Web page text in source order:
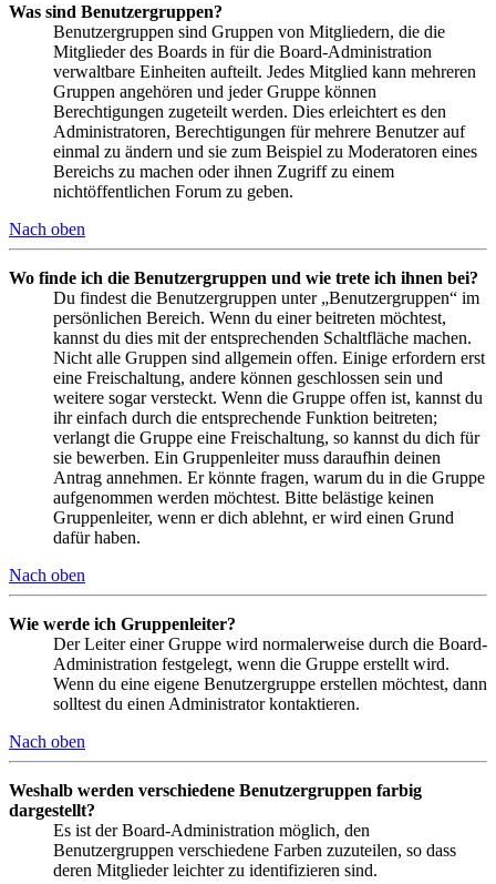
Was sind Benutzergruppen?
Benutzergruppen sind Gruppen von Mitgliedern, die die
Mitglieder des Boards in für die Board-Administration
verwaltbare Einheiten aufteilt. Jedes Mitglied kann mehreren
Gruppen angehören und jeder Gruppe können
Berechtigungen zugeteilt werden. Dies erleichtert es den
Administratoren, Berechtigungen für mehrere Benutzer auf
einmal zu ändern und sie zum Beispiel zu Moderatoren eines
Bereichs zu machen oder ihnen Zugriff zu einem
nichtöffentlichen Forum zu geben.
Nach oben
Wo finde ich die Benutzergruppen und wie trete ich ihnen bei?
Du findest die Benutzergruppen unter „Benutzergruppen“ im
persönlichen Bereich. Wenn du einer beitreten möchtest,
kannst du dies mit der entsprechenden Schaltfläche machen.
Nicht alle Gruppen sind allgemein offen. Einige erfordern erst
eine Freischaltung, andere können geschlossen sein und
weitere sogar versteckt. Wenn die Gruppe offen ist, kannst du
ihr einfach durch die entsprechende Funktion beitreten;
verlangt die Gruppe eine Freischaltung, so kannst du dich für
sie bewerben. Ein Gruppenleiter muss daraufhin deinen
Antrag annehmen. Er könnte fragen, warum du in die Gruppe
aufgenommen werden möchtest. Bitte belästige keinen
Gruppenleiter, wenn er dich ablehnt, er wird einen Grund
dafür haben.
Nach oben
Wie werde ich Gruppenleiter?
Der Leiter einer Gruppe wird normalerweise durch die Board-
Administration festgelegt, wenn die Gruppe erstellt wird.
Wenn du eine eigene Benutzergruppe erstellen möchtest, dann
solltest du einen Administrator kontaktieren.
Nach oben
Weshalb werden verschiedene Benutzergruppen farbig
dargestellt?
Es ist der Board-Administration möglich, den
Benutzergruppen verschiedene Farben zuzuteilen, so dass
deren Mitglieder leichter zu identifizieren sind.